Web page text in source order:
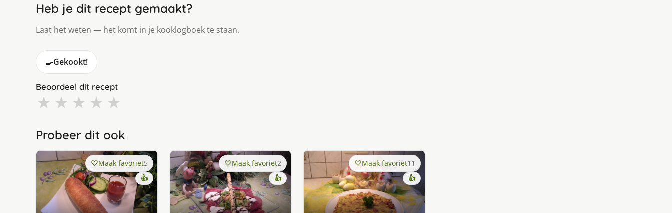
Heb je dit recept gemaakt?
Laat het weten — het komt in je kooklogboek te staan.
🍳Gekookt!
Beoordeel dit recept
★ ★ ★ ★ ★
Probeer dit ook
Maak favoriet5
👍
Maak favoriet2
👍
Maak favoriet11
👍